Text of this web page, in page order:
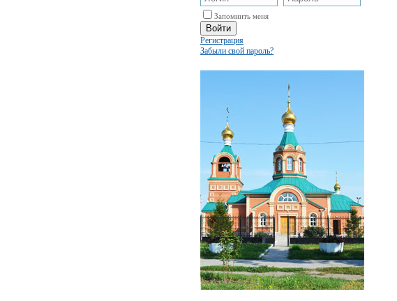
Запомнить меня
Регистрация
Забыли свой пароль?